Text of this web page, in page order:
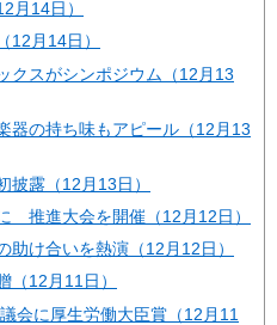
月14日）
12月14日）
スがシンポジウム（12月13
の持ち味もアピール（12月13
露（12月13日）
推進大会を開催（12月12日）
け合いを熱演（12月12日）
（12月11日）
会に厚生労働大臣賞（12月11